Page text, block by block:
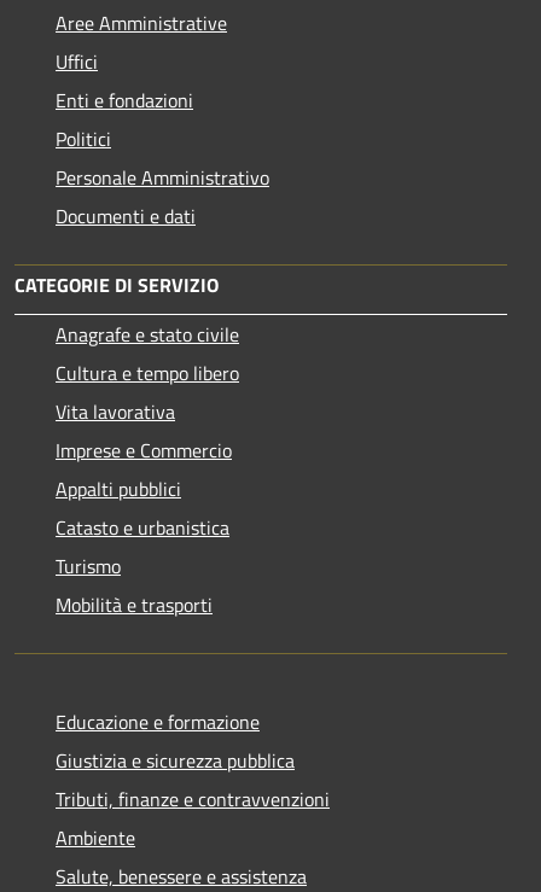
Aree Amministrative
Uffici
Enti e fondazioni
Politici
Personale Amministrativo
Documenti e dati
CATEGORIE DI SERVIZIO
Anagrafe e stato civile
Cultura e tempo libero
Vita lavorativa
Imprese e Commercio
Appalti pubblici
Catasto e urbanistica
Turismo
Mobilità e trasporti
Educazione e formazione
Giustizia e sicurezza pubblica
Tributi, finanze e contravvenzioni
Ambiente
Salute, benessere e assistenza